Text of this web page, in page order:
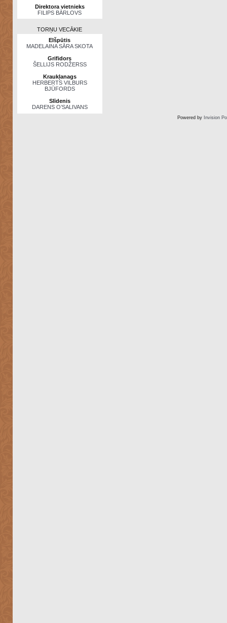
Direktora vietnieks
FILIPS BĀRLOVS
TORŅU VECĀKIE
Elšpūtis
MADELAINA SĀRA SKOTA
Grifidors
ŠELLIJS RODŽERSS
Kraukļanags
HERBERTS VILBURS
BJŪFORDS
Slīdenis
DARENS O’SALIVANS
Powered by Invision